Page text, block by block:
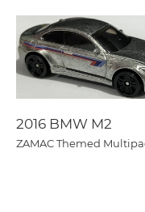
2016 BMW M2
ZAMAC Themed